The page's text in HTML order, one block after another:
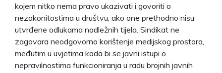
kojem nitko nema pravo ukazivati i govoriti o
nezakonitostima u društvu, ako one prethodno nisu
utvrđene odlukama nadležnih tijela. Sindikat ne
zagovara neodgovorno korištenje medijskog prostora,
međutim u uvjetima kada bi se javni istupi o
nepravilnostima funkcioniranja u radu brojnih javnih